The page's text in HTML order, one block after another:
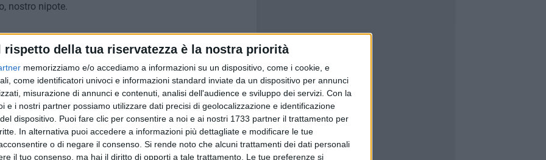
rispetto della tua riservatezza è la nostra priorità
memorizziamo e/o accediamo a informazioni su un dispositivo, come i cookie, e
come identificatori univoci e informazioni standard inviate da un dispositivo per annunci
misurazione di annunci e contenuti, analisi dell'audience e sviluppo dei servizi. Con la
e i nostri partner possiamo utilizzare dati precisi di geolocalizzazione e identificazione
dispositivo. Puoi fare clic per consentire a noi e ai nostri 1733 partner il trattamento per
In alternativa puoi accedere a informazioni più dettagliate e modificare le tue
o di negare il consenso. Si rende noto che alcuni trattamenti dei dati personali
il tuo consenso, ma hai il diritto di opporti a tale trattamento. Le tue preferenze si
nostro nipote.
per colpire alcuni organi vitali. L'autopsia sul corpo di
la morte è stato uno shock emorragico. Dopo aver
prova di preselezione per Allievi finanzieri, nella sua
di sangue, ma non sono bastate. Prima di essere
era riverso a terra nei pressi del castello, a qualche
si trovano in custodia cautelare in carcere.